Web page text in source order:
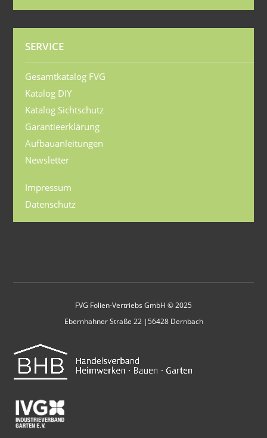
SERVICE
Gesamtkatalog FVG
Katalog DIY
Katalog Sichtschutz
Garantieerklärung
Aufbauanleitungen
Newsletter
Impressum
Datenschutz
FVG Folien-Vertriebs GmbH © 2025
Ebernhahner Straße 22 |56428 Dernbach